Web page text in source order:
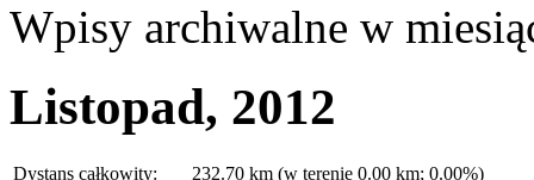
Wpisy archiwalne w
Listopad, 2012
Dystans całkowity:
232.70 km (w terenie 0.00 km; 0.00%)